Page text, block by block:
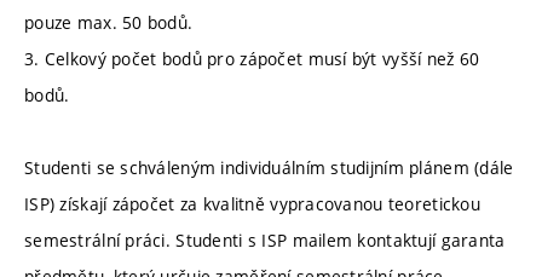
pouze max. 50 bodů.
3. Celkový počet bodů pro zápočet musí být vyšší než 60
bodů.
Studenti se schváleným individuálním studijním plánem (dále
ISP) získají zápočet za kvalitně vypracovanou teoretickou
semestrální práci. Studenti s ISP mailem kontaktují garanta